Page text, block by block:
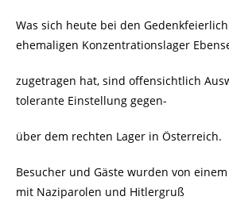
Was sich heute bei den
ehemaligen Konzentrationslager
zugetragen hat, sind offensichtlich
tolerante Einstellung gegen-
über dem rechten Lager in Österreich.
Besucher und Gäste wurden von
mit Naziparolen und Hitlergruß